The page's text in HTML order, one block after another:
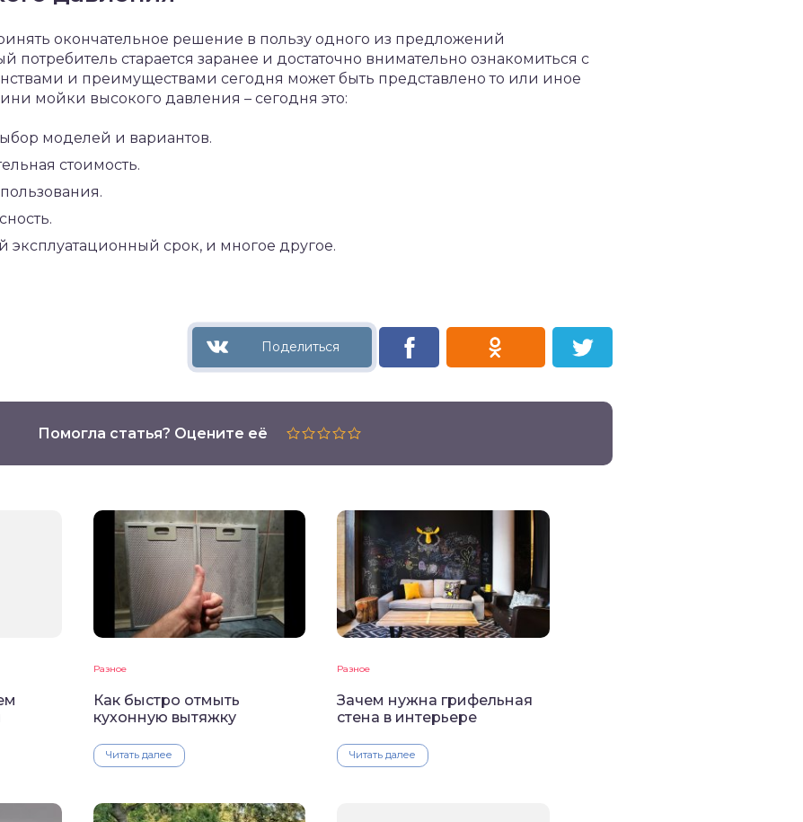
окончательное решение в пользу одного из предложений
старается заранее и достаточно внимательно ознакомиться с
и преимуществами сегодня может быть представлено то или иное
мойки высокого давления – сегодня это:
моделей и вариантов.
стоимость.
эксплуатационный срок, и многое другое.
Помогла статья? Оцените её
Разное
Как быстро отмыть
кухонную вытяжку
Читать далее
Разное
Зачем нужна грифельная
стена в интерьере
Читать далее